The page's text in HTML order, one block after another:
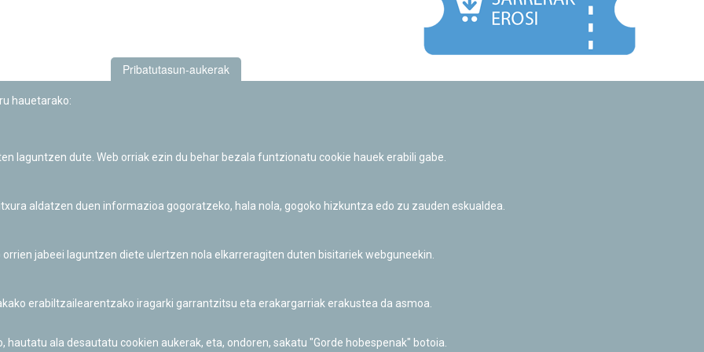
Informazio publikoa eskatzeko baimena
Pribatutasun-aukerak
hauetarako:
laguntzen dute. Web orriak ezin du behar bezala funtzionatu cookie hauek erabili gabe.
aldatzen duen informazioa gogoratzeko, hala nola, gogoko hizkuntza edo zu zauden eskualdea.
jabeei laguntzen diete ulertzen nola elkarreragiten duten bisitariek webguneekin.
erabiltzailearentzako iragarki garrantzitsu eta erakargarriak erakustea da asmoa.
ala desautatu cookien aukerak, eta, ondoren, sakatu "Gorde hobespenak" botoia.